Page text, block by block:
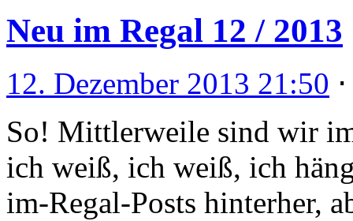
Neu im Regal 12 / 2013
12. Dezember 2013 21:50
So! Mittlerweile sind wir
ich weiß, ich weiß, ich
im-Regal-Posts hinterher,